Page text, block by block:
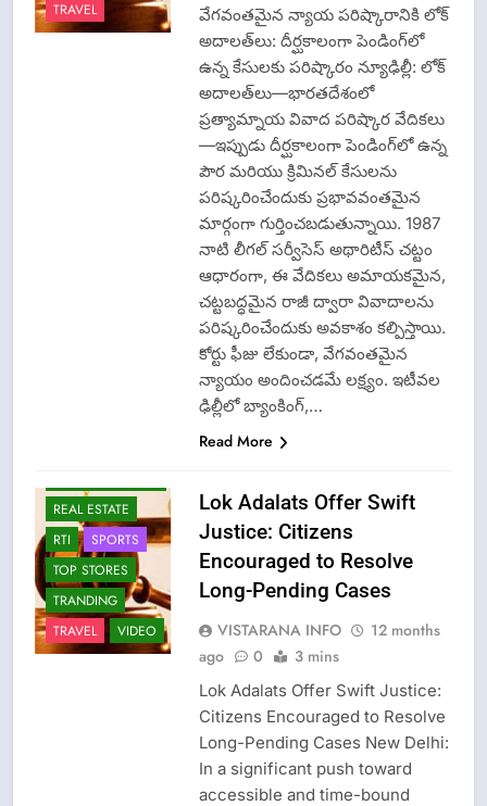
TRAVEL
వేగవంతమైన న్యాయ పరిష్కారానికి లోక్
అదాలత్‌లు: దీర్ఘకాలంగా పెండింగ్‌లో
ఉన్న కేసులకు పరిష్కారం న్యూఢిల్లీ: లోక్
అదాలత్‌లు—భారతదేశంలో
ప్రత్యామ్నాయ వివాద పరిష్కార వేదికలు
—ఇప్పుడు దీర్ఘకాలంగా పెండింగ్‌లో ఉన్న
పౌర మరియు క్రిమినల్ కేసులను
పరిష్కరించేందుకు ప్రభావవంతమైన
మార్గంగా గుర్తించబడుతున్నాయి. 1987
నాటి లీగల్ సర్వీసెస్ అథారిటీస్ చట్టం
ఆధారంగా, ఈ వేదికలు అమాయకమైన,
చట్టబద్ధమైన రాజీ ద్వారా వివాదాలను
పరిష్కరించేందుకు అవకాశం కల్పిస్తాయి.
కోర్టు ఫీజు లేకుండా, వేగవంతమైన
న్యాయం అందించడమే లక్ష్యం. ఇటీవల
ఢిల్లీలో బ్యాంకింగ్,…
Read More
REAL ESTATE
RTI
SPORTS
TOP STORES
TRANDING
TRAVEL
VIDEO
Lok Adalats Offer Swift
Justice: Citizens
Encouraged to Resolve
Long-Pending Cases
VISTARANA INFO
12 months
ago
0 3 mins
Lok Adalats Offer Swift Justice:
Citizens Encouraged to Resolve
Long-Pending Cases New Delhi:
In a significant push toward
accessible and time-bound